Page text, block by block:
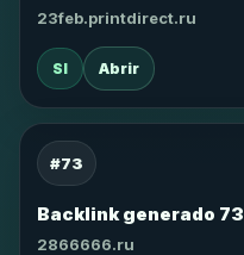
23feb.printdirect.ru
SI Abrir
#73
Backlink generado 73
2866666.ru